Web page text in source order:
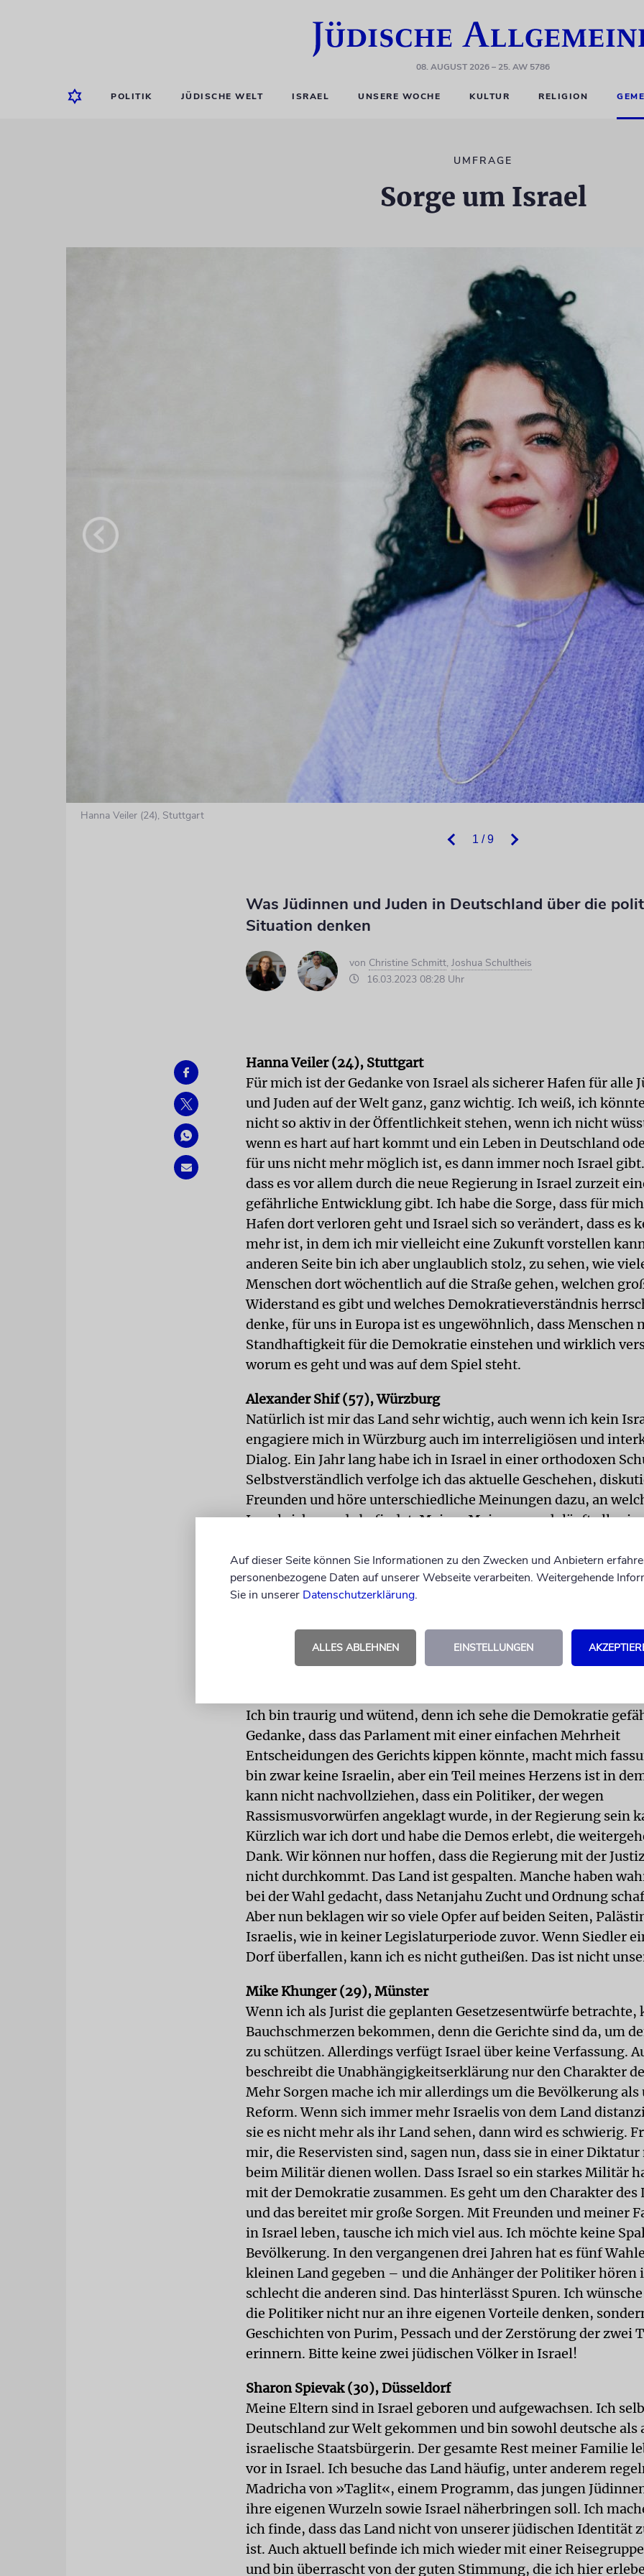
08. AUGUST 2026– 25. AW 5786
POLITIK JÜDISCHE WELT ISRAEL UNSERE WOCHE KULTUR RELIGION
UMFRAGE
Sorge um Israel
1 / 9
Hanna Veiler (24), Stuttgart
Was Jüdinnen und Juden in Deutschland über die
Situation denken
von Christine Schmitt, Joshua Schultheis
16.03.2023 08:28 Uhr
Hanna Veiler (24), Stuttgart
Für mich ist der Gedanke von Israel als sicherer Hafen für alle
und Juden auf der Welt ganz, ganz wichtig. Ich weiß, ich
nicht so aktiv in der Öffentlichkeit stehen, wenn ich nicht
wenn es hart auf hart kommt und ein Leben in Deutschland
für uns nicht mehr möglich ist, es dann immer noch Israel
dass es vor allem durch die neue Regierung in Israel zurzeit
gefährliche Entwicklung gibt. Ich habe die Sorge, dass für
Hafen dort verloren geht und Israel sich so verändert, dass es
mehr ist, in dem ich mir vielleicht eine Zukunft vorstellen
anderen Seite bin ich aber unglaublich stolz, zu sehen, wie
Menschen dort wöchentlich auf die Straße gehen, welchen
Widerstand es gibt und welches Demokratieverständnis
denke, für uns in Europa ist es ungewöhnlich, dass Menschen
Standhaftigkeit für die Demokratie einstehen und wirklich
worum es geht und was auf dem Spiel steht.
Alexander Shif (57), Würzburg
Natürlich ist mir das Land sehr wichtig, auch wenn ich kein
engagiere mich in Würzburg auch im interreligiösen und
Dialog. Ein Jahr lang habe ich in Israel in einer orthodoxen
Selbstverständlich verfolge ich das aktuelle Geschehen,
Freunden und höre unterschiedliche Meinungen dazu, an
Israel sich gerade befindet. Meiner Meinung nach läuft alles in
den Gesetzentwürfen der neuen Regierung einverstanden,
Demokratie gehört. Das Land scheint gespalten zu sein, und
wieder näher zueinander kommen, müsste eine Lösung her.
was ihr gutes Recht ist. Ich wünsche mir, dass es wieder
wird – und zwar ohne Gewalt und ohne Druck von außen.
Ich bin traurig und wütend, denn ich sehe die Demokratie
Gedanke, dass das Parlament mit einer einfachen Mehrheit
Entscheidungen des Gerichts kippen könnte, macht mich
bin zwar keine Israelin, aber ein Teil meines Herzens ist in
kann nicht nachvollziehen, dass ein Politiker, der wegen
Rassismusvorwürfen angeklagt wurde, in der Regierung sein
Kürzlich war ich dort und habe die Demos erlebt, die
Dank. Wir können nur hoffen, dass die Regierung mit der
nicht durchkommt. Das Land ist gespalten. Manche haben
bei der Wahl gedacht, dass Netanjahu Zucht und Ordnung
Aber nun beklagen wir so viele Opfer auf beiden Seiten,
Israelis, wie in keiner Legislaturperiode zuvor. Wenn Siedler
Dorf überfallen, kann ich es nicht gutheißen. Das ist nicht
Mike Khunger (29), Münster
Wenn ich als Jurist die geplanten Gesetzesentwürfe betrachte,
Bauchschmerzen bekommen, denn die Gerichte sind da, um
zu schützen. Allerdings verfügt Israel über keine Verfassung.
beschreibt die Unabhängigkeitserklärung nur den Charakter
Mehr Sorgen mache ich mir allerdings um die Bevölkerung als
Reform. Wenn sich immer mehr Israelis von dem Land
sie es nicht mehr als ihr Land sehen, dann wird es schwierig.
mir, die Reservisten sind, sagen nun, dass sie in einer
beim Militär dienen wollen. Dass Israel so ein starkes Militär
mit der Demokratie zusammen. Es geht um den Charakter des
und das bereitet mir große Sorgen. Mit Freunden und meiner
in Israel leben, tausche ich mich viel aus. Ich möchte keine
Bevölkerung. In den vergangenen drei Jahren hat es fünf
kleinen Land gegeben – und die Anhänger der Politiker hören
schlecht die anderen sind. Das hinterlässt Spuren. Ich
die Politiker nicht nur an ihre eigenen Vorteile denken,
Geschichten von Purim, Pessach und der Zerstörung der zwei
erinnern. Bitte keine zwei jüdischen Völker in Israel!
Sharon Spievak (30), Düsseldorf
Meine Eltern sind in Israel geboren und aufgewachsen. Ich
Deutschland zur Welt gekommen und bin sowohl deutsche als
israelische Staatsbürgerin. Der gesamte Rest meiner Familie
vor in Israel. Ich besuche das Land häufig, unter anderem
Madricha von »Taglit«, einem Programm, das jungen
ihre eigenen Wurzeln sowie Israel näherbringen soll. Ich
ich finde, dass das Land nicht von unserer jüdischen Identität
ist. Auch aktuell befinde ich mich wieder mit einer
und bin überrascht von der guten Stimmung, die ich hier
Auf dieser Seite können Sie Informationen zu den Zwecken und Anbietern
personenbezogene Daten auf unserer Webseite verarbeiten. Weitergehende
Sie in unserer Datenschutzerklärung.
ALLES ABLEHNEN EINSTELLUNGEN